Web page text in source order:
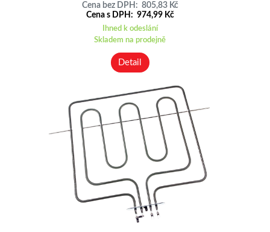
Cena bez DPH: 805,83 Kč
Cena s DPH: 974,99 Kč
Ihned k odeslání
Skladem na prodejně
Detail